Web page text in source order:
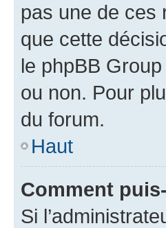
pas une de ces
que cette
le phpBB
ou non. Pour
du forum.
Haut
Comment
Si